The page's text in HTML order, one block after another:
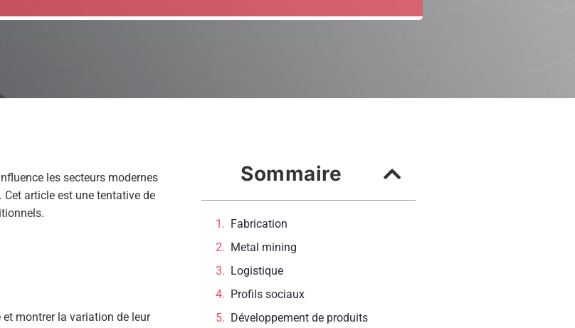
les secteurs modernes
Cet article est une tentative de
montrer la variation de leur
Sommaire
Fabrication
Metal mining
Logistique
Profils sociaux
Développement de produits